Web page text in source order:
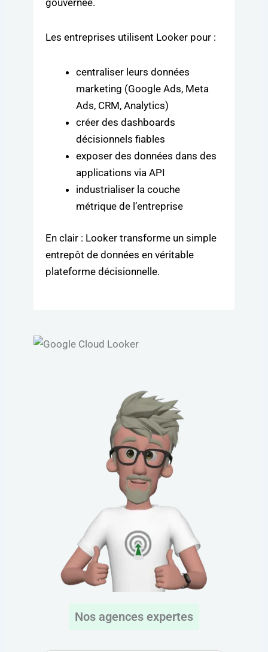
gouvernée.
Les entreprises utilisent Looker pour :
centraliser leurs données
marketing (Google Ads, Meta
Ads, CRM, Analytics)
créer des dashboards
décisionnels fiables
exposer des données dans des
applications via API
industrialiser la couche
métrique de l’entreprise
En clair : Looker transforme un simple
entrepôt de données en véritable
plateforme décisionnelle.
Nos agences expertes